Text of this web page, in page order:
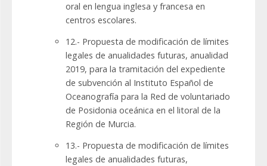
oral en lengua inglesa y francesa en
centros escolares.
12.- Propuesta de modificación de límites
legales de anualidades futuras, anualidad
2019, para la tramitación del expediente
de subvención al Instituto Español de
Oceanografía para la Red de voluntariado
de Posidonia oceánica en el litoral de la
Región de Murcia.
13.- Propuesta de modificación de límites
legales de anualidades futuras,